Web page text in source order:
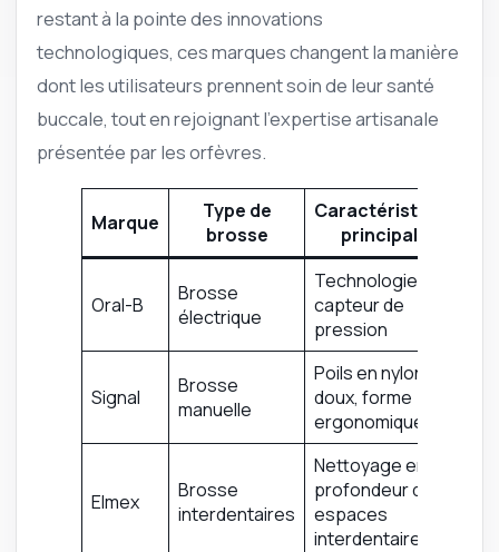
restant à la pointe des innovations
technologiques, ces marques changent la manière
dont les utilisateurs prennent soin de leur santé
buccale, tout en rejoignant l’expertise artisanale
présentée par les orfèvres.
Marque
Type de
brosse
Caractéristiques
principales
Oral-B
Brosse
électrique
Technologie 3D,
capteur de
pression
Signal
Brosse
manuelle
Poils en nylon
doux, forme
ergonomique
Elmex
Brosse
interdentaires
Nettoyage en
profondeur des
espaces
interdentaires